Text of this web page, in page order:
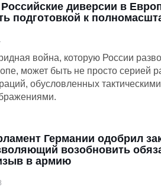
Российские диверсии в
подготовкой к
война, которую России
может быть не просто серией
обусловленных тактическими
Германии одобрил
возобновить
в армию